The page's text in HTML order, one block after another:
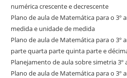
numérica crescente e decrescente
Plano de aula de Matemática para o 3º
medida e unidade de medida
Plano de aula de Matemática para o 3º
parte quarta parte quinta parte e
Planejamento de aula sobre simetria 3º
Plano de aula de Matemática para o 3º